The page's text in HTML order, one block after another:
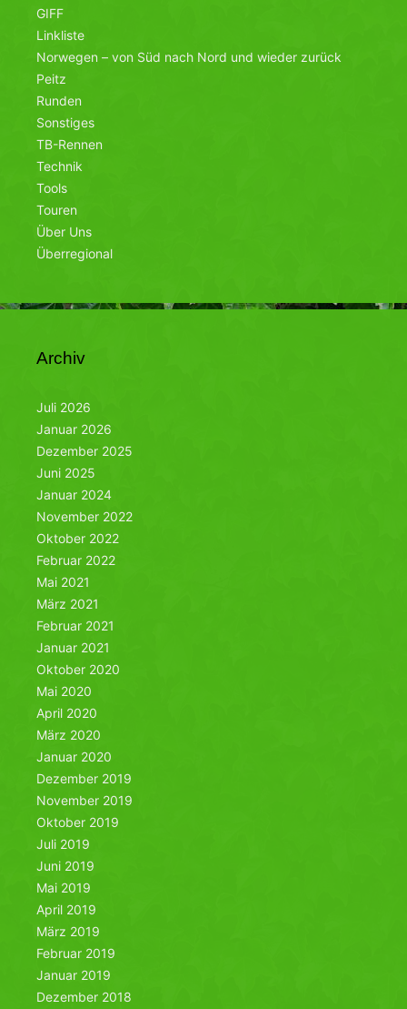
GIFF
Linkliste
Norwegen – von Süd nach Nord und wieder zurück
Peitz
Runden
Sonstiges
TB-Rennen
Technik
Tools
Touren
Über Uns
Überregional
Archiv
Juli 2026
Januar 2026
Dezember 2025
Juni 2025
Januar 2024
November 2022
Oktober 2022
Februar 2022
Mai 2021
März 2021
Februar 2021
Januar 2021
Oktober 2020
Mai 2020
April 2020
März 2020
Januar 2020
Dezember 2019
November 2019
Oktober 2019
Juli 2019
Juni 2019
Mai 2019
April 2019
März 2019
Februar 2019
Januar 2019
Dezember 2018